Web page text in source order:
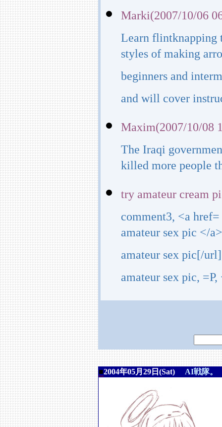
Marki(2007/10/06
Learn flintknapping
styles of making
beginners and
and will cover
Maxim(2007/10/08
The Iraqi
killed more people
try amateur cream
comment3, <a
amateur sex pic </
amateur sex pic[/
amateur sex pic,
■2004年05月29日(Sat) AI戦隊。